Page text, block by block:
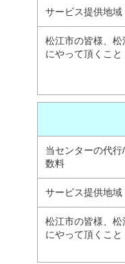
サービス提供地域
松江市の皆様、
にやって頂くこと
当センターの代
数料
サービス提供地域
松江市の皆様、
にやって頂くこと